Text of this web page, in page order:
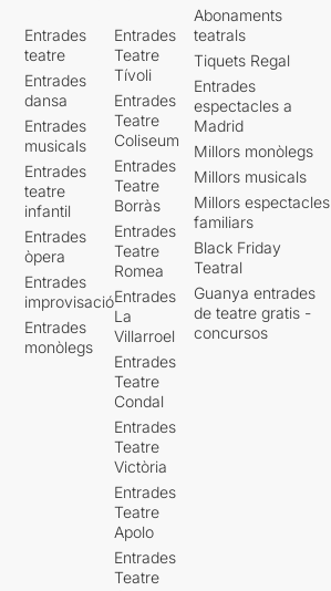
Entrades
teatre
Entrades
dansa
Entrades
musicals
Entrades
teatre
infantil
Entrades
òpera
Entrades
improvisació
Entrades
monòlegs
Entrades
Teatre
Tívoli
Entrades
Teatre
Coliseum
Entrades
Teatre
Borràs
Entrades
Teatre
Romea
Entrades
La
Villarroel
Entrades
Teatre
Condal
Entrades
Teatre
Victòria
Entrades
Teatre
Apolo
Entrades
Teatre
Abonaments
teatrals
Tiquets Regal
Entrades
espectacles a
Madrid
Millors monòlegs
Millors musicals
Millors espectacles
familiars
Black Friday
Teatral
Guanya entrades
de teatre gratis -
concursos